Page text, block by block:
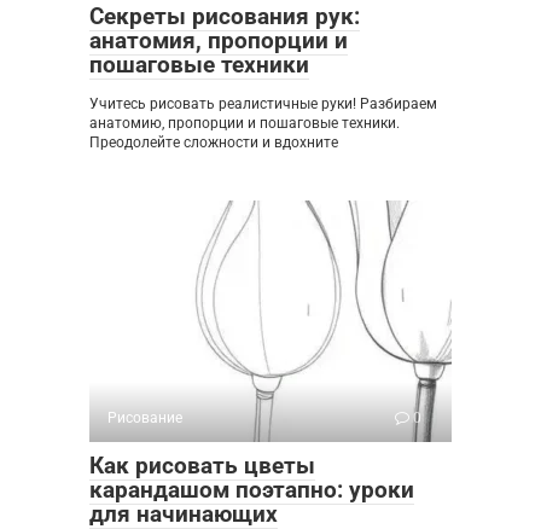
Секреты рисования рук:
анатомия, пропорции и
пошаговые техники
Учитесь рисовать реалистичные руки! Разбираем
анатомию, пропорции и пошаговые техники.
Преодолейте сложности и вдохните
Рисование 0
Как рисовать цветы
карандашом поэтапно: уроки
для начинающих